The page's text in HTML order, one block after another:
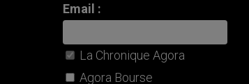
Email :
La Chronique Agora
Agora Bourse